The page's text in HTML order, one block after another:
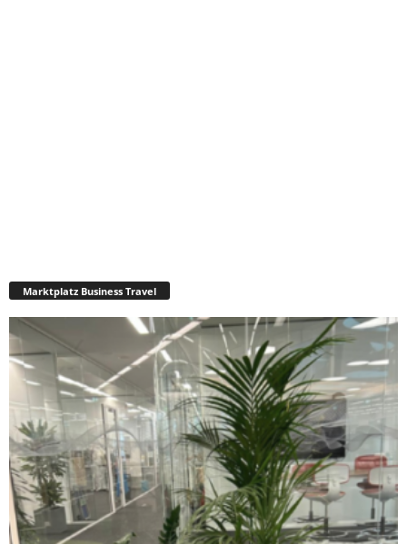
Marktplatz Business Travel